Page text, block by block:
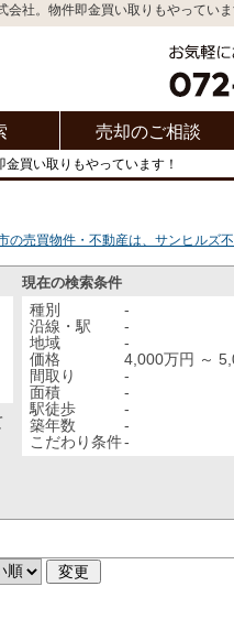
社。物件即金買い取りもやっていま
売却のご相談
買い取りもやっています！
の売買物件・不動産は、サンヒルズ
現在の検索条件
種別
-
沿線・駅
-
地域
-
価格
4,000万円 ～
間取り
-
面積
-
駅徒歩
-
築年数
-
こだわり条件-